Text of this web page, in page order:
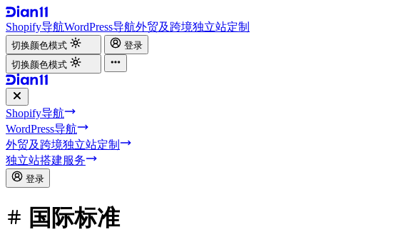
Shopify导航WordPress导航外贸及跨境独立站定制
切换颜色模式
登录
切换颜色模式
Shopify导航
WordPress导航
外贸及跨境独立站定制
独立站搭建服务
登录
国际标准